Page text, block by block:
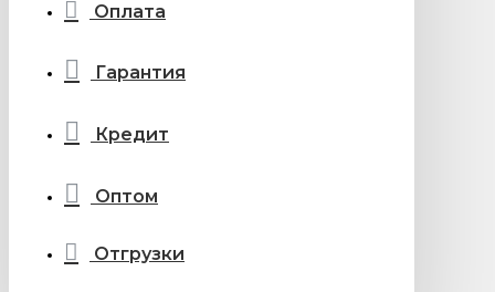
Оплата
Гарантия
Кредит
Оптом
Отгрузки